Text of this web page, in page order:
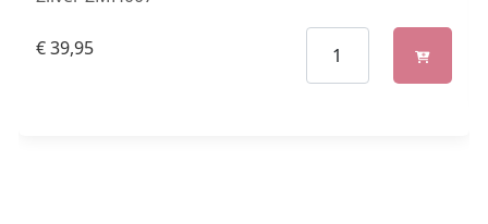
€39,95